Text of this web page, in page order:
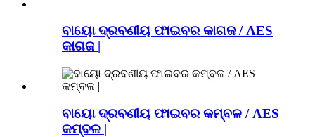
ବାୟୋ ଦ୍ରବଣୀୟ ଫାଇବର କାଗଜ / AES
କାଗଜ |
ବାୟୋ ଦ୍ରବଣୀୟ ଫାଇବର କମ୍ବଳ / AES
କମ୍ବଳ |